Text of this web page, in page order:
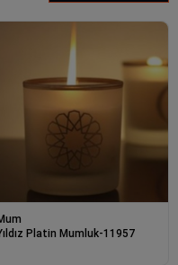
Platin Mumluk-11957